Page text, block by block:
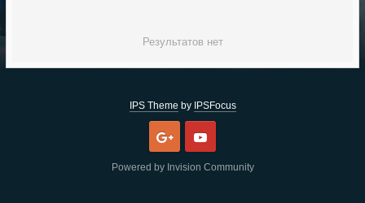
Результатов нет
IPS Theme by IPSFocus
Google
Powered by Invision Community